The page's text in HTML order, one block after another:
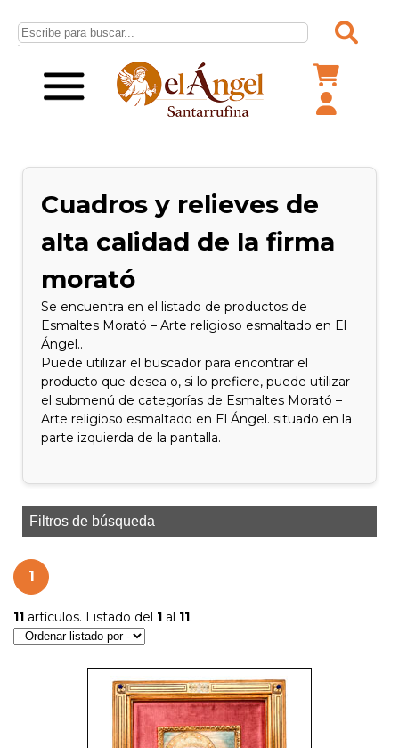
Cuadros y relieves de
alta calidad de la firma
morató
Se encuentra en el listado de productos de
Esmaltes Morató – Arte religioso esmaltado en El
Ángel..
Puede utilizar el buscador para encontrar el
producto que desea o, si lo prefiere, puede utilizar
el submenú de categorías de Esmaltes Morató –
Arte religioso esmaltado en El Ángel. situado en la
parte izquierda de la pantalla.
Filtros de búsqueda
1
11 artículos. Listado del 1 al 11.